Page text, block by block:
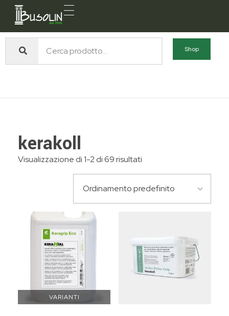
Busolin S.R.L.
Shop
kerakoll
kerakoll
Visualizzazione di 1-2 di 69 risultati
VARIANTI